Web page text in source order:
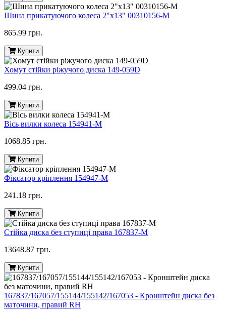
Шина прикатуючого колеса 2"х13" 00310156-M
865.99 грн.
Купити
Хомут стійки ріжучого диска 149-059D
499.04 грн.
Купити
Вісь вилки колеса 154941-M
1068.85 грн.
Купити
Фіксатор кріплення 154947-M
241.18 грн.
Купити
Стійка диска без ступиці права 167837-M
13648.87 грн.
Купити
167837/167057/155144/155142/167053 - Кронштейн диска без
маточини, правий RH